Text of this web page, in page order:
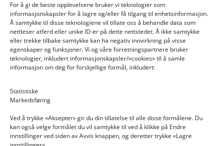
For å gi de beste opplevelsene bruker vi teknologier som
informasjonskapsler for å lagre og/eller få tilgang til enhetsinformasjon.
Å samtykke til disse teknologiene vil tillate oss å behandle data som
nettleser atferd eller unike ID-er på dette nettstedet. Å ikke samtykke
eller trekke tilbake samtykke kan ha negativ innvirkning på visse
egenskaper og funksjoner. Vi og våre forretningspartnere bruker
teknologier, inkludert informasjonskapsler/«cookies» til å samle
informasjon om deg for forskjellige formål, inkludert:
Statistiske
Markedsføring
Ved å trykke «Aksepter» gir du din tillatelse til alle disse formålene. Du
kan også velge formålet du vil samtykke til ved å klikke på Endre
innstillinger ved siden av Avvis knappen, og deretter trykke «Lagre